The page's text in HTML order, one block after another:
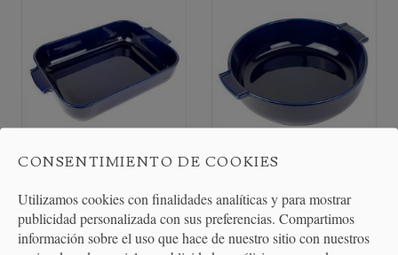
Rectangular Azul -...
Peugeot - Varios...
CONSENTIMIENTO DE COOKIES
Utilizamos cookies con finalidades analíticas y para mostrar
publicidad personalizada con sus preferencias. Compartimos
información sobre el uso que hace de nuestro sitio con nuestros